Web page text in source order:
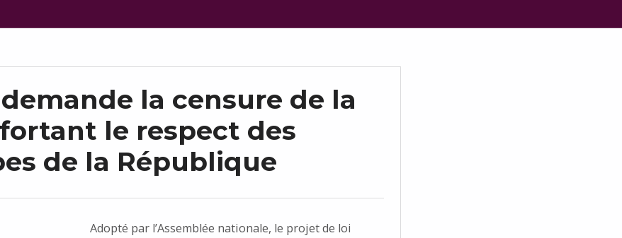
la censure de la
le respect des
de la République
Adopté par l’Assemblée nationale, le projet de loi